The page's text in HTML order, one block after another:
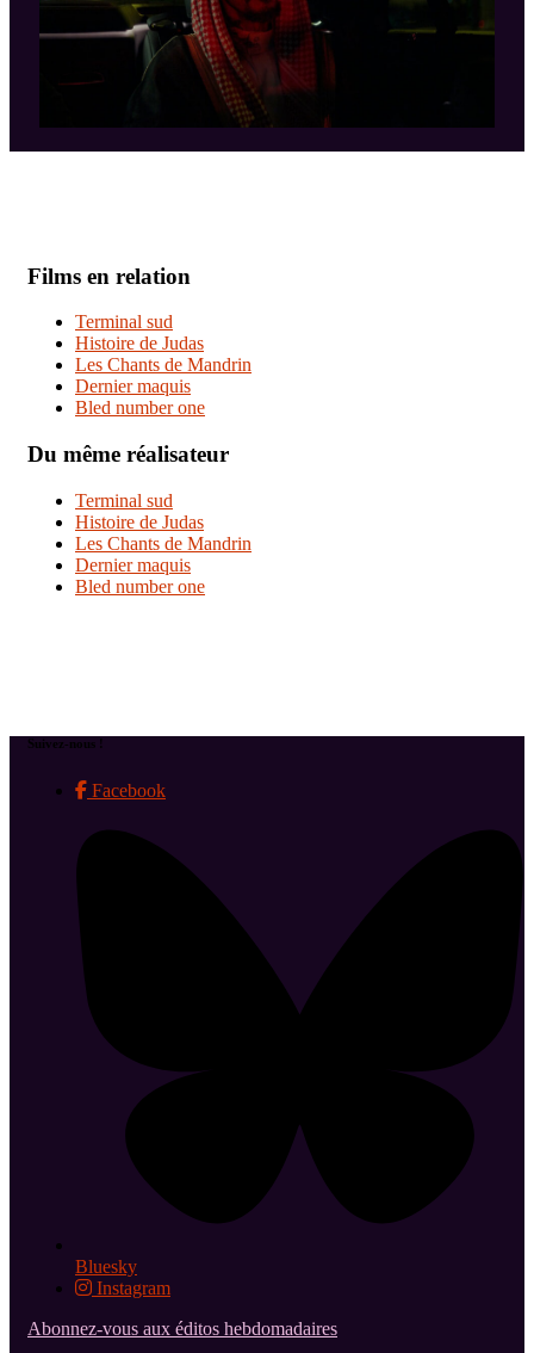
Films en relation
Terminal sud
Histoire de Judas
Les Chants de Mandrin
Dernier maquis
Bled number one
Du même réalisateur
Terminal sud
Histoire de Judas
Les Chants de Mandrin
Dernier maquis
Bled number one
Suivez-nous !
Facebook
Bluesky
Instagram
Abonnez-vous aux éditos hebdomadaires